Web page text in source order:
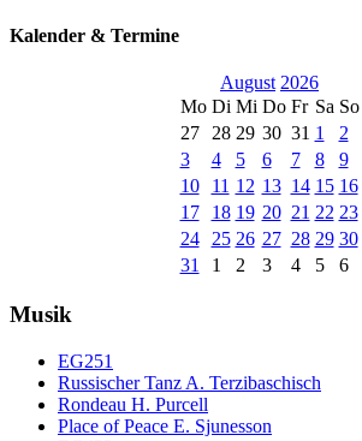
Kalender & Termine
August 2026
Mo Di Mi Do Fr Sa So
27
28 29 30 31 1
2
3
4 5 6 7 8
9
10
11 12 13 14 15 16
17
18 19 20 21 22 23
24
25 26 27 28 29 30
31
1 2 3 4 5 6
Musik
EG251
Russischer Tanz A. Terzibaschisch
Rondeau H. Purcell
Place of Peace E. Sjunesson